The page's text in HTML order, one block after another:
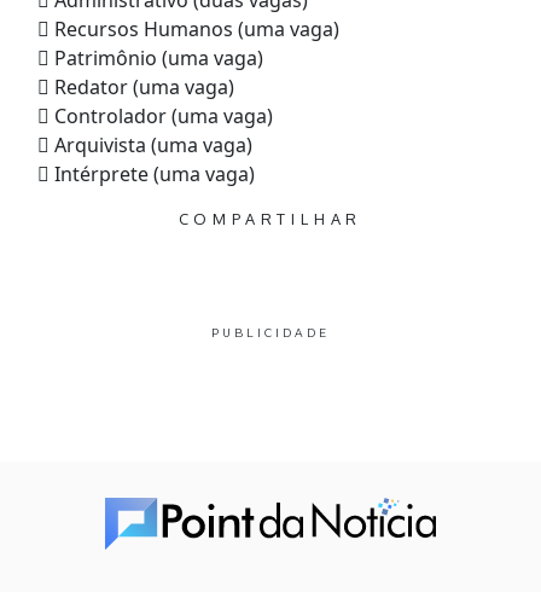
 Recursos Humanos (uma vaga)
 Patrimônio (uma vaga)
 Redator (uma vaga)
 Controlador (uma vaga)
 Arquivista (uma vaga)
 Intérprete (uma vaga)
COMPARTILHAR
PUBLICIDADE